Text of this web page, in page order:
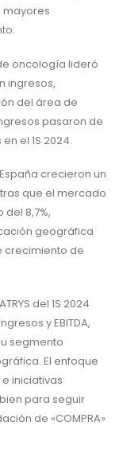
mayores
oncología lideró
ingresos,
del área de
pasaron de
el 1S 2024.
crecieron un
que el mercado
8,7%,
geográfica
crecimiento de
del 1S 2024
y EBITDA,
segmento
El enfoque
iniciativas
para seguir
de «COMPRA»